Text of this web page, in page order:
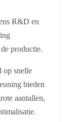
R&D en
productie.
op snelle
bieden
aantallen,